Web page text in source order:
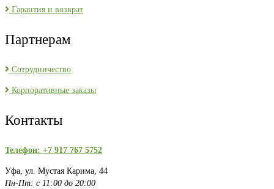
Гарантия и возврат
Партнерам
Сотрудничество
Корпоративные заказы
Контакты
Телефон: +7 917 767 5752
Уфа, ул. Мустая Карима, 44
Пн-Пт: с 11:00 до 20:00